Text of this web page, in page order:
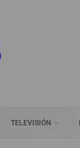
TELEVISIÓN